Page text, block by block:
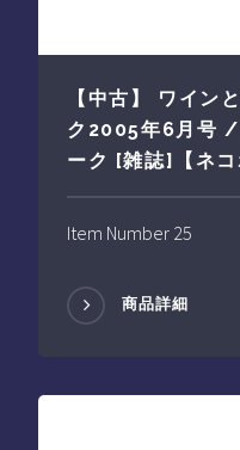
【中古】 ワイン
ク2005年6月号
ーク [雑誌]【ネコ
Item Number 25
商品詳細